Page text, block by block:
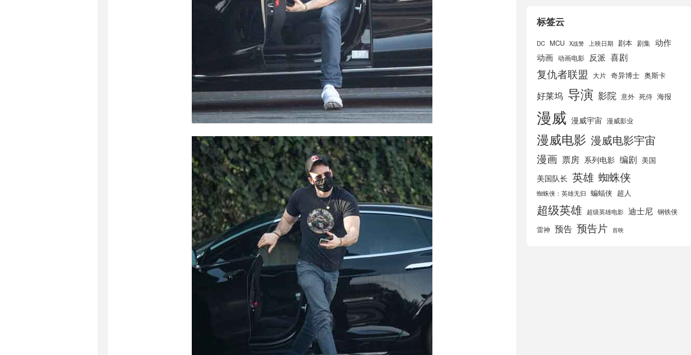
标签云
DC MCU X战警 上映日期 剧本 剧集 动作
动画 动画电影 反派 喜剧
复仇者联盟 大片 奇异博士 奥斯卡
好莱坞 导演 影院 意外 死侍 海报
漫威 漫威宇宙 漫威影业
漫威电影 漫威电影宇宙
漫画 票房 系列电影 编剧 美国
美国队长 英雄 蜘蛛侠
蜘蛛侠：英雄无归 蝙蝠侠 超人
超级英雄 超级英雄电影 迪士尼 钢铁侠
雷神 预告 预告片 首映